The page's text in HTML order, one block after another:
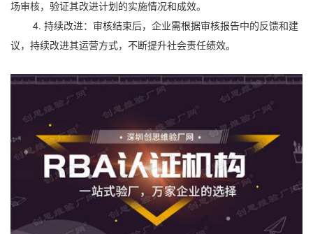
场审核，验证其改进计划的实施情况和成效。
4. 持续改进：审核结束后，企业需根据审核报告中的反馈和建
议，持续改进其运营方式，不断提升社会责任绩效。